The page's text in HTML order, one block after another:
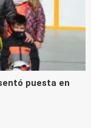
puesta en